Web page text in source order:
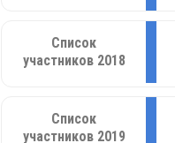
Список
участников 2018
Список
участников 2019